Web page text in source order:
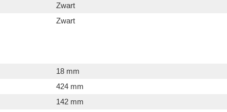
Zwart
Zwart
18 mm
424 mm
142 mm